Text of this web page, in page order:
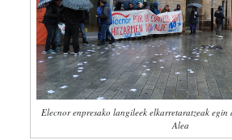
Elecnor enpresako langileek elkarretaratzeak
Alea